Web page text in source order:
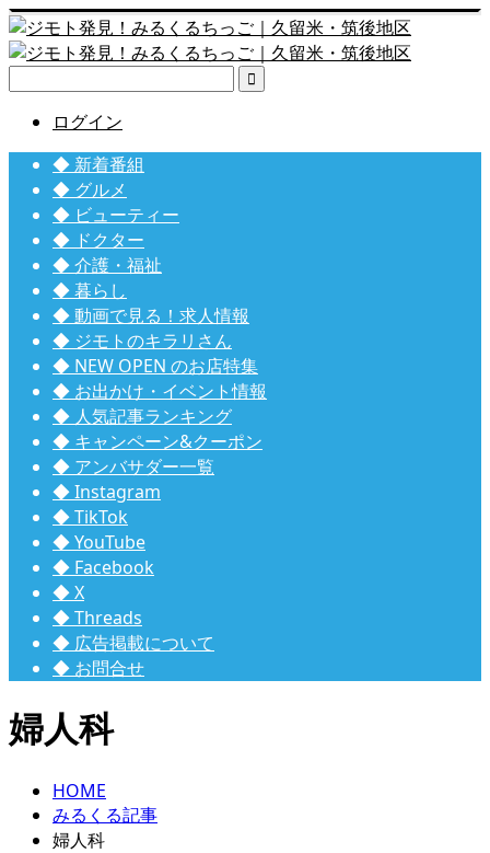

ログイン
◆ 新着番組
◆ グルメ
◆ ビューティー
◆ ドクター
◆ 介護・福祉
◆ 暮らし
◆ 動画で見る！求人情報
◆ ジモトのキラリさん
◆ NEW OPEN のお店特集
◆ お出かけ・イベント情報
◆ 人気記事ランキング
◆ キャンペーン&クーポン
◆ アンバサダー一覧
◆ Instagram
◆ TikTok
◆ YouTube
◆ Facebook
◆ X
◆ Threads
◆ 広告掲載について
◆ お問合せ
婦人科
HOME
みるくる記事
婦人科